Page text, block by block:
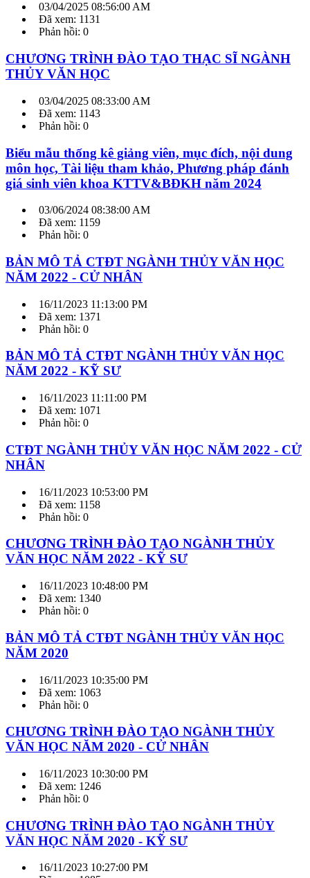
03/04/2025 08:56:00 AM
Đã xem: 1131
Phản hồi: 0
CHƯƠNG TRÌNH ĐÀO TẠO THẠC SĨ NGÀNH
THỦY VĂN HỌC
03/04/2025 08:33:00 AM
Đã xem: 1143
Phản hồi: 0
Biểu mẫu thống kê giảng viên, mục đích, nội dung
môn học, Tài liệu tham khảo, Phương pháp đánh
giá sinh viên khoa KTTV&BĐKH năm 2024
03/06/2024 08:38:00 AM
Đã xem: 1159
Phản hồi: 0
BẢN MÔ TẢ CTĐT NGÀNH THỦY VĂN HỌC
NĂM 2022 - CỬ NHÂN
16/11/2023 11:13:00 PM
Đã xem: 1371
Phản hồi: 0
BẢN MÔ TẢ CTĐT NGÀNH THỦY VĂN HỌC
NĂM 2022 - KỸ SƯ
16/11/2023 11:11:00 PM
Đã xem: 1071
Phản hồi: 0
CTĐT NGÀNH THỦY VĂN HỌC NĂM 2022 - CỬ
NHÂN
16/11/2023 10:53:00 PM
Đã xem: 1158
Phản hồi: 0
CHƯƠNG TRÌNH ĐÀO TẠO NGÀNH THỦY
VĂN HỌC NĂM 2022 - KỸ SƯ
16/11/2023 10:48:00 PM
Đã xem: 1340
Phản hồi: 0
BẢN MÔ TẢ CTĐT NGÀNH THỦY VĂN HỌC
NĂM 2020
16/11/2023 10:35:00 PM
Đã xem: 1063
Phản hồi: 0
CHƯƠNG TRÌNH ĐÀO TẠO NGÀNH THỦY
VĂN HỌC NĂM 2020 - CỬ NHÂN
16/11/2023 10:30:00 PM
Đã xem: 1246
Phản hồi: 0
CHƯƠNG TRÌNH ĐÀO TẠO NGÀNH THỦY
VĂN HỌC NĂM 2020 - KỸ SƯ
16/11/2023 10:27:00 PM